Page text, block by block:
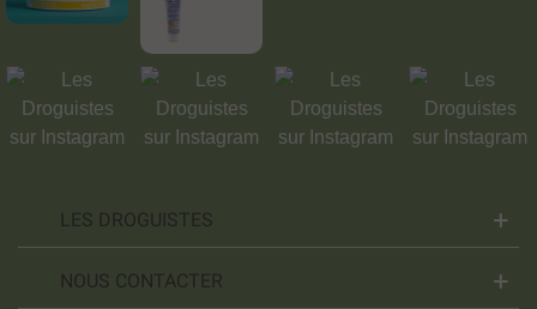
LES DROGUISTES
NOUS CONTACTER